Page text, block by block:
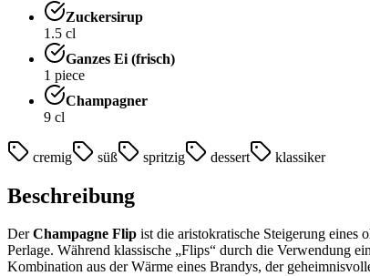
Zuckersirup
1.5 cl
Ganzes Ei (frisch)
1 piece
Champagner
9 cl
cremig süß spritzig dessert klassiker
Beschreibung
DerChampagne Flip ist die aristokratische Steigerung
Perlage. Während klassische „Flips“ durch die Verwendung
Kombination aus der Wärme eines Brandys, der